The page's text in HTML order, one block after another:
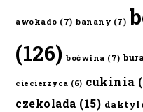
awokado (7) banany (7)
(126) boćwina (7)
ciecierzyca (6) cukinia
czekolada (15)